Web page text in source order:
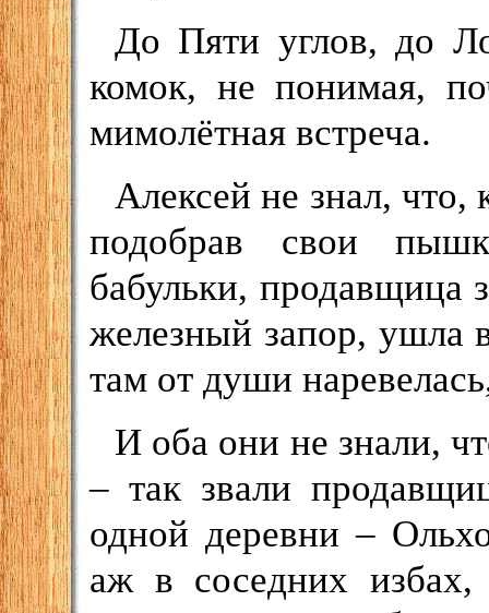
До Пяти углов, до
комок, не понимая,
мимолётная встреча.
Алексей не знал,
подобрав свои
бабульки, продавщица
железный запор, ушла
там от души
И оба они не знали,
– так звали
одной деревни –
аж в соседних